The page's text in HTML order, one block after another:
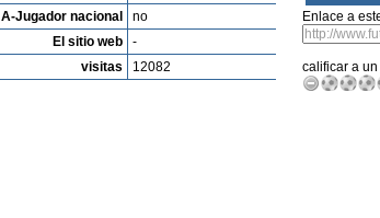
A-Jugador nacional
no
El sitio web
-
visitas
12082
Enlace a
calificar a